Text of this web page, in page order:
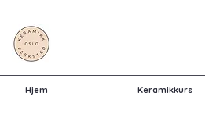
Hjem Keramikkurs